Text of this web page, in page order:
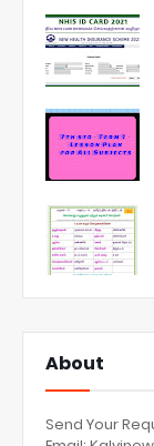
About
Send Your